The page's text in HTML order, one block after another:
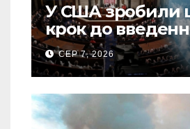
У США зробили
крок до
“пекельних
проти Росії
СЕР 7, 2026